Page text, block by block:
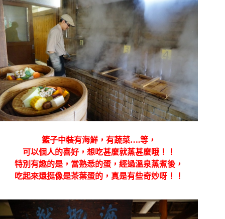
籃子中裝有海鮮，有蔬菜….等，
可以個人的喜好，想吃甚麼就蒸甚麼哦！！
特別有趣的是，當熟悉的蛋，經過溫泉蒸煮後，
吃起來還挺像是茶葉蛋的，真是有些奇妙呀！！